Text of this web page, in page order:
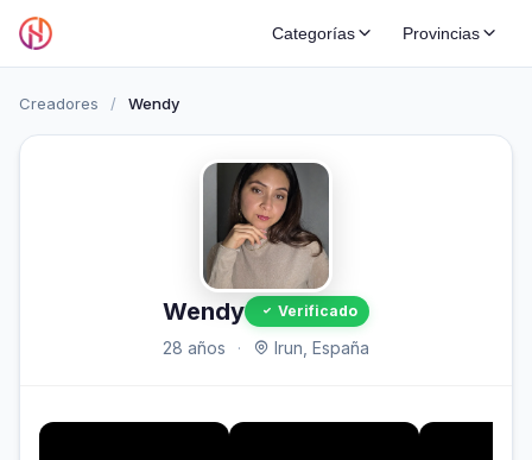
Categorías Provincias
Creadores / Wendy
Wendy Verificado
28 años · Irun, España